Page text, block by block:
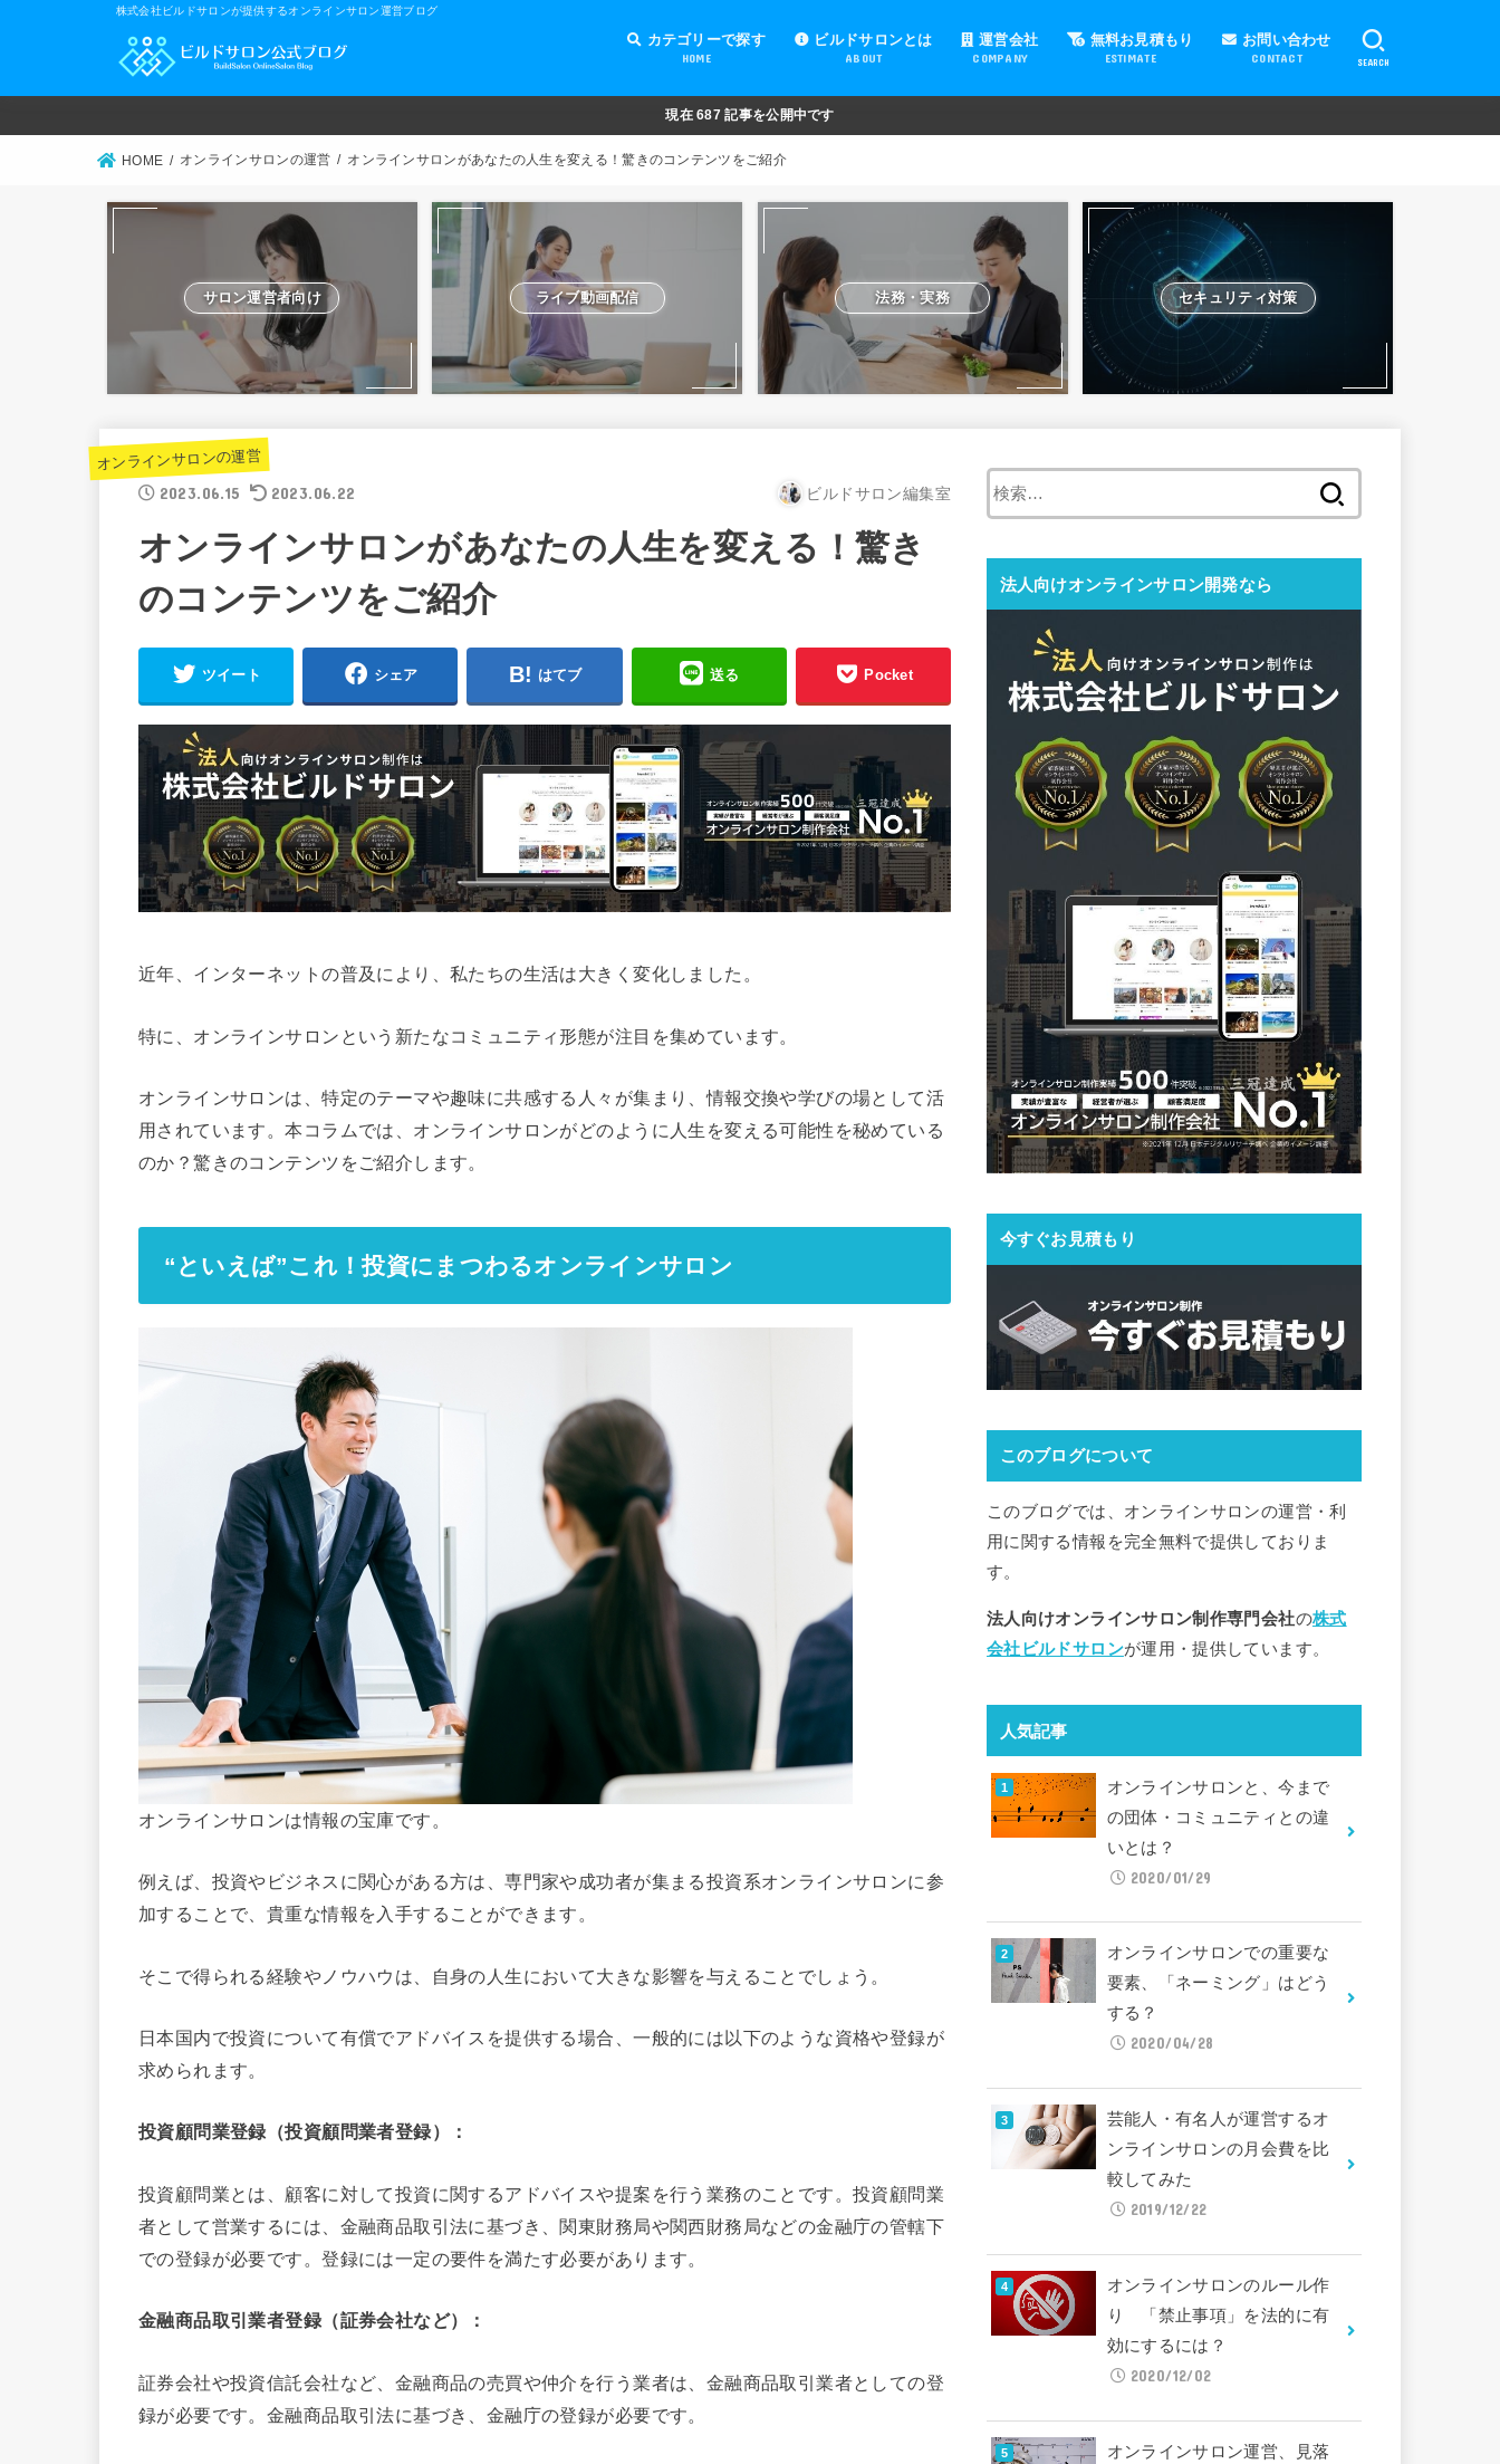
株式会社ビルドサロンが提供するオンラインサロン運営ブログ
カテゴリーで探す
HOME
オンラインサロンの運営
オンラインサロンの集客
オンラインサロンの紹介
オンラインサロンの活用
法務・実務
ライブ動画配信
動画制作・編集
セキュリティ対策
Facebook運営
会費設定
オンラインサロンの開設準備
道具・機材紹介と解説
NFT
ビルドサロンとは
ABOUT
運営会社
COMPANY
無料お見積もり
ESTIMATE
お問い合わせ
CONTACT SEARCH
現在687 記事を公開中です
HOME オンラインサロンの運営 オンラインサロンがあなたの人生を変える！驚きのコンテンツをご紹介
サロン運営者向け ライブ動画配信 法務・実務 セキュリティ対策
オンラインサロンの運営
2023.06.15 2023.06.22 ビルドサロン編集室
オンラインサロンがあなたの人生を変える！驚き
のコンテンツをご紹介
ツイート シェア はてブ 送る Pocket
近年、インターネットの普及により、私たちの生活は大きく変化しました。
特に、オンラインサロンという新たなコミュニティ形態が注目を集めています。
オンラインサロンは、特定のテーマや趣味に共感する人々が集まり、情報交換や学びの場として活
用されています。本コラムでは、オンラインサロンがどのように人生を変える可能性を秘めている
のか？驚きのコンテンツをご紹介します。
“といえば”これ！投資にまつわるオンラインサロン
オンラインサロンは情報の宝庫です。
例えば、投資やビジネスに関心がある方は、専門家や成功者が集まる投資系オンラインサロンに参
加することで、貴重な情報を入手することができます。
そこで得られる経験やノウハウは、自身の人生において大きな影響を与えることでしょう。
日本国内で投資について有償でアドバイスを提供する場合、一般的には以下のような資格や登録が
求められます。
投資顧問業登録（投資顧問業者登録）：
投資顧問業とは、顧客に対して投資に関するアドバイスや提案を行う業務のことです。投資顧問業
者として営業するには、金融商品取引法に基づき、関東財務局や関西財務局などの金融庁の管轄下
での登録が必要です。登録には一定の要件を満たす必要があります。
金融商品取引業者登録（証券会社など）：
証券会社や投資信託会社など、金融商品の売買や仲介を行う業者は、金融商品取引業者としての登
録が必要です。金融商品取引法に基づき、金融庁の登録が必要です。
法人向けオンラインサロン開発なら
今すぐお見積もり
このブログについて
このブログでは、オンラインサロンの運営・利
用に関する情報を完全無料で提供しておりま
す。
法人向けオンラインサロン制作専門会社の株式
会社ビルドサロンが運用・提供しています。
人気記事
オンラインサロンと、今まで
の団体・コミュニティとの違
いとは？
2020/01/29
オンラインサロンでの重要な
要素、「ネーミング」はどう
する？
2020/04/28
芸能人・有名人が運営するオ
ンラインサロンの月会費を比
較してみた
2019/12/22
オンラインサロンのルール作
り 「禁止事項」を法的に有
効にするには？
2020/12/02
オンラインサロン運営、見落